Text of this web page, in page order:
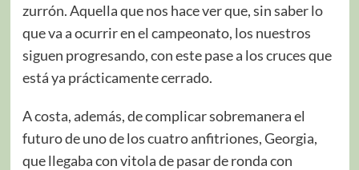
zurrón. Aquella que nos hace ver que, sin saber lo
que va a ocurrir en el campeonato, los nuestros
siguen progresando, con este pase a los cruces que
está ya prácticamente cerrado.
A costa, además, de complicar sobremanera el
futuro de uno de los cuatro anfitriones, Georgia,
que llegaba con vitola de pasar de ronda con